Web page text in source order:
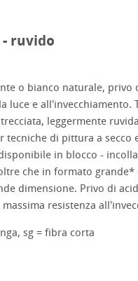
- ruvido
o bianco naturale, privo
luce e all'invecchiamento.
leggermente
tecniche di pittura a secco
in blocco -
che in formato
dimensione. Privo di
massima resistenza
sg = fibra corta